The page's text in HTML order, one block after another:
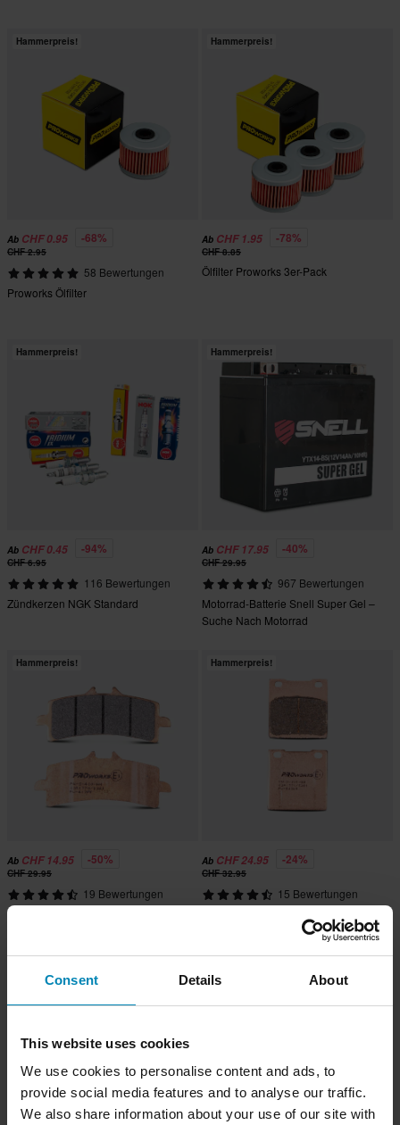
Consent Details About
This website uses cookies
We use cookies to personalise content and ads, to
provide social media features and to analyse our traffic.
We also share information about your use of our site with
Hammerpreis!
Ab CHF 0.95 -68%
CHF 2.95
58 Bewertungen
Proworks Ölfilter
Hammerpreis!
Ab CHF 1.95 -78%
CHF 8.85
Ölfilter Proworks 3er-Pack
Hammerpreis!
Ab CHF 0.45 -94%
CHF 6.95
116 Bewertungen
Zündkerzen NGK Standard
Hammerpreis!
Ab CHF 17.95 -40%
CHF 29.95
967 Bewertungen
Motorrad-Batterie Snell Super Gel –
Suche Nach Motorrad
Hammerpreis!
Ab CHF 14.95 -50%
CHF 29.95
19 Bewertungen
Gesinterte Motorrad-Bremsbeläge
Hammerpreis!
Ab CHF 24.95 -24%
CHF 32.95
15 Bewertungen
Hinten Proworks Sinter Street